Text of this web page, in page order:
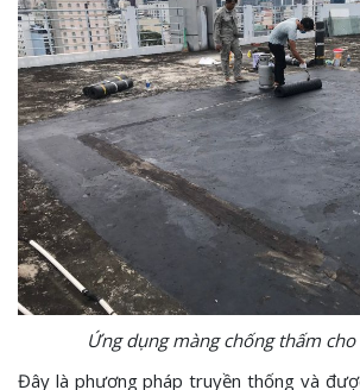
Ứng dụng màng chống thấm
Đây là phương pháp truyền thống và